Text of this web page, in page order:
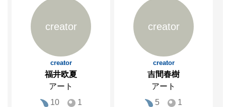
creator
creator
福井欧夏
アート
10
1
creator
creator
吉間春樹
アート
5
1